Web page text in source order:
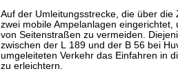
Auf der Umleitungsstrecke, die über
zwei mobile Ampelanlagen
von Seitenstraßen zu vermeiden.
zwischen der L 189 und der B 56 bei
umgeleiteten Verkehr das Einfahren in
zu erleichtern.